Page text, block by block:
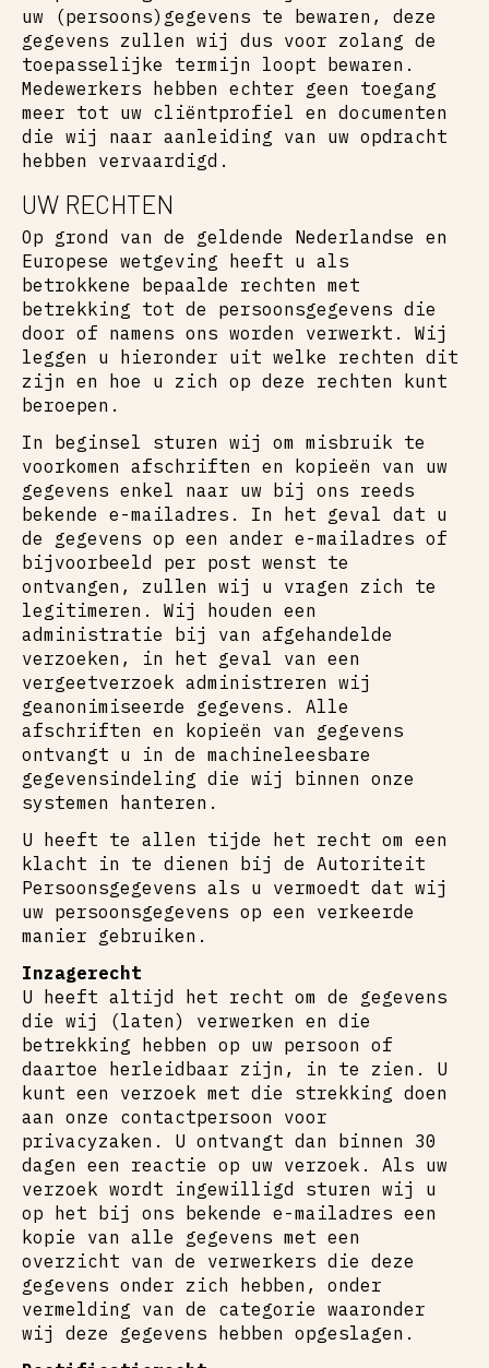
uw (persoons)gegevens te bewaren, deze
gegevens zullen wij dus voor zolang de
toepasselijke termijn loopt bewaren.
Medewerkers hebben echter geen toegang
meer tot uw cliëntprofiel en documenten
die wij naar aanleiding van uw opdracht
hebben vervaardigd.
UW RECHTEN
Op grond van de geldende Nederlandse en
Europese wetgeving heeft u als
betrokkene bepaalde rechten met
betrekking tot de persoonsgegevens die
door of namens ons worden verwerkt. Wij
leggen u hieronder uit welke rechten dit
zijn en hoe u zich op deze rechten kunt
beroepen.
In beginsel sturen wij om misbruik te
voorkomen afschriften en kopieën van uw
gegevens enkel naar uw bij ons reeds
bekende e-mailadres. In het geval dat u
de gegevens op een ander e-mailadres of
bijvoorbeeld per post wenst te
ontvangen, zullen wij u vragen zich te
legitimeren. Wij houden een
administratie bij van afgehandelde
verzoeken, in het geval van een
vergeetverzoek administreren wij
geanonimiseerde gegevens. Alle
afschriften en kopieën van gegevens
ontvangt u in de machineleesbare
gegevensindeling die wij binnen onze
systemen hanteren.
U heeft te allen tijde het recht om een
klacht in te dienen bij de Autoriteit
Persoonsgegevens als u vermoedt dat wij
uw persoonsgegevens op een verkeerde
manier gebruiken.
Inzagerecht
U heeft altijd het recht om de gegevens
die wij (laten) verwerken en die
betrekking hebben op uw persoon of
daartoe herleidbaar zijn, in te zien. U
kunt een verzoek met die strekking doen
aan onze contactpersoon voor
privacyzaken. U ontvangt dan binnen 30
dagen een reactie op uw verzoek. Als uw
verzoek wordt ingewilligd sturen wij u
op het bij ons bekende e-mailadres een
kopie van alle gegevens met een
overzicht van de verwerkers die deze
gegevens onder zich hebben, onder
vermelding van de categorie waaronder
wij deze gegevens hebben opgeslagen.